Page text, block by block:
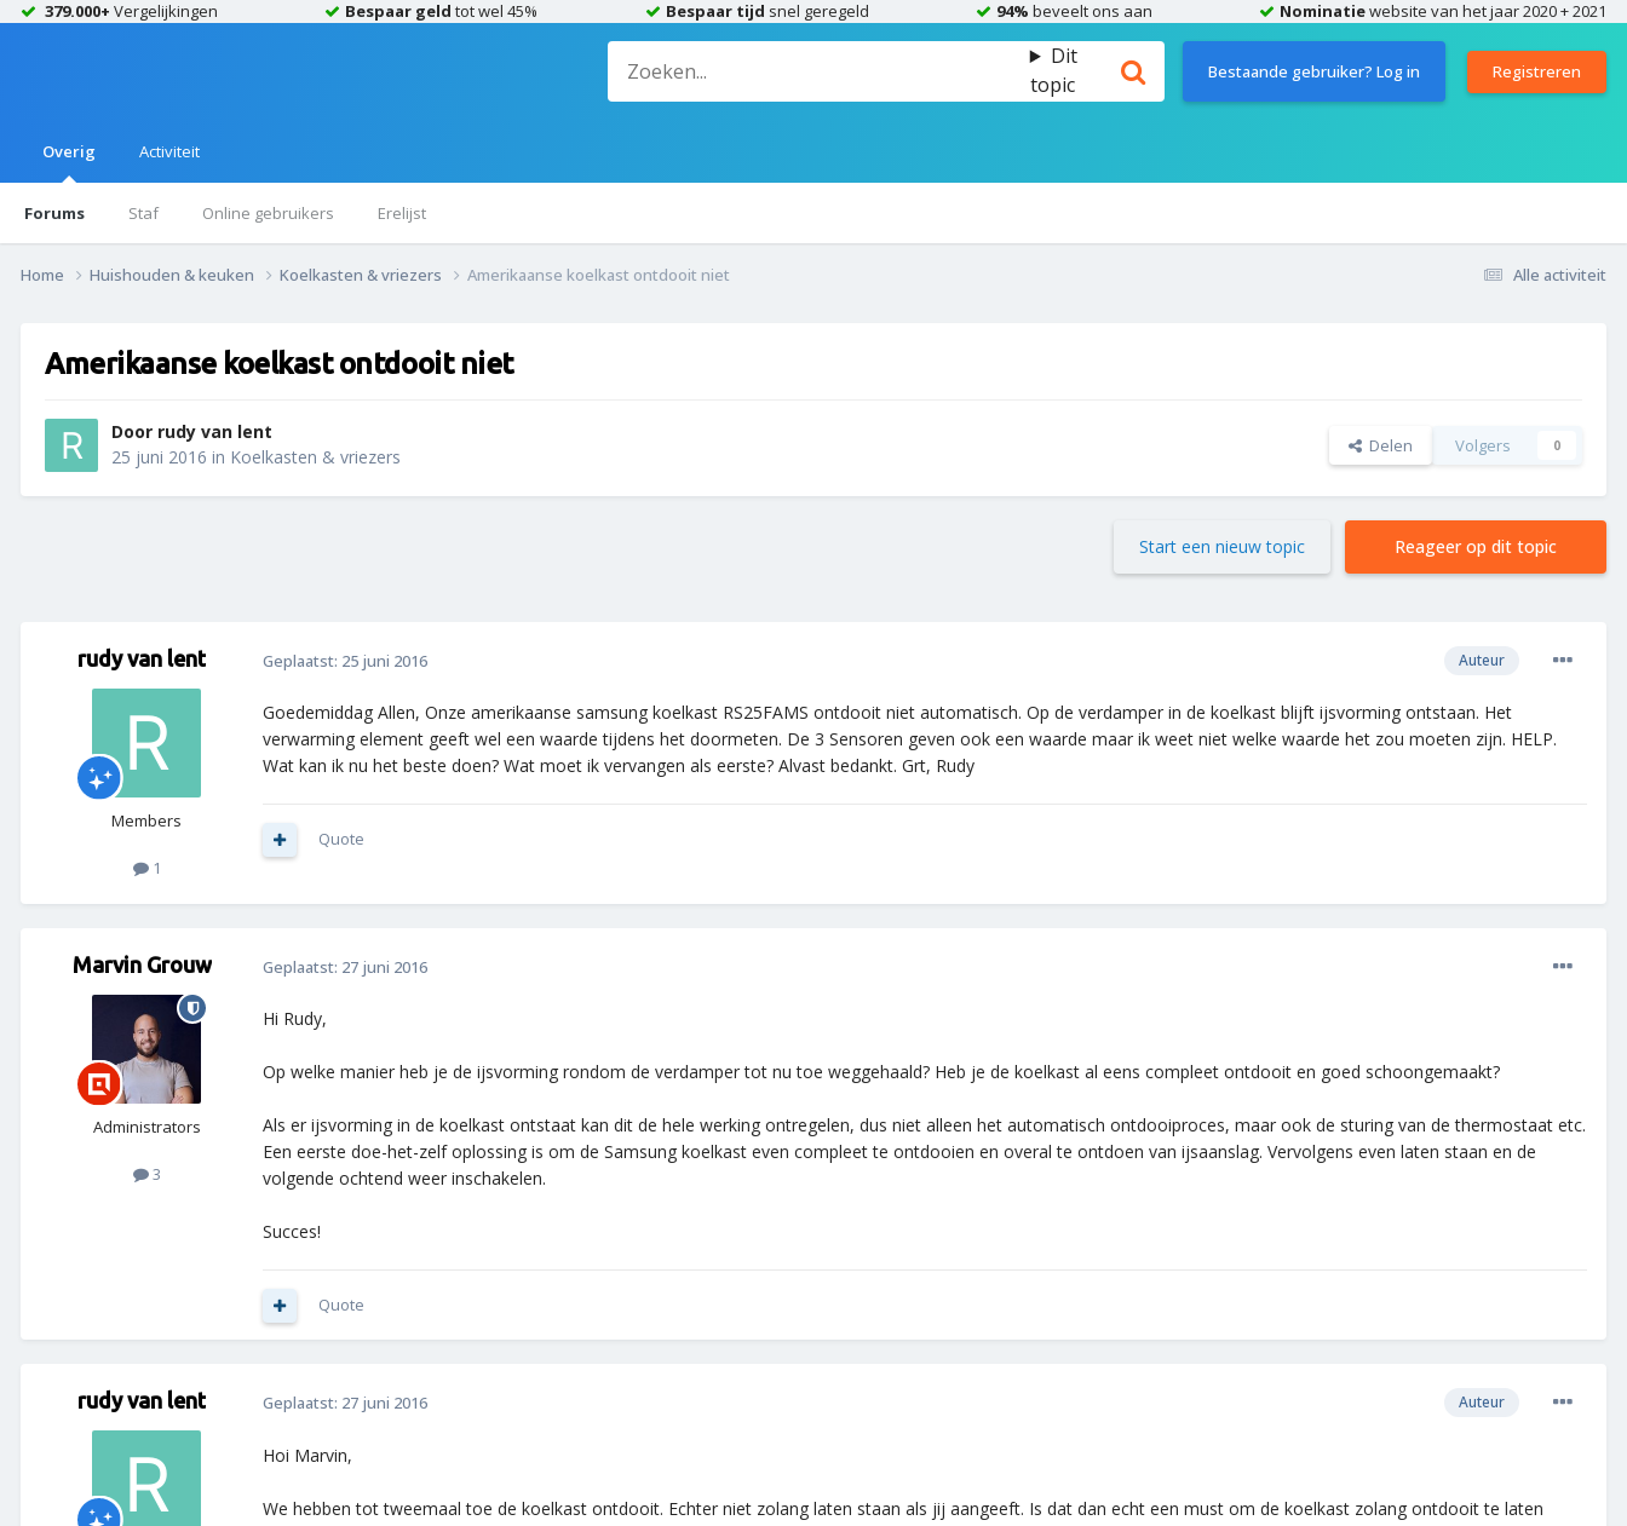
379.000+ Vergelijkingen Bespaar geld tot wel 45% Bespaar tijd snel geregeld 94% beveelt ons aan Nominatiewebsite van het jaar 2020 + 2021
Dit
topic
Bestaande gebruiker? Log in Registreren
Overig
Forums Staf Online gebruikers Erelijst
Activiteit
Alle activiteit
Home Huishouden & keuken Koelkasten & vriezers Amerikaanse koelkast ontdooit niet
Amerikaanse koelkast ontdooit niet
Door rudy van lent
25 juni 2016 in Koelkasten & vriezers Delen Volgers 0
Reageer op dit topic
Start een nieuw topic
rudy van lent
Members
1
Auteur
Geplaatst: 25 juni 2016
Goedemiddag Allen, Onze amerikaanse samsung koelkast RS25FAMS ontdooit niet automatisch. Op de verdamper in de koelkast blijft ijsvorming ontstaan. Het
verwarming element geeft wel een waarde tijdens het doormeten. De 3 Sensoren geven ook een waarde maar ik weet niet welke waarde het zou moeten zijn. HELP.
Wat kan ik nu het beste doen? Wat moet ik vervangen als eerste? Alvast bedankt. Grt, Rudy
Quote
Marvin Grouw
Administrators
3
Geplaatst: 27 juni 2016
Hi Rudy,
Op welke manier heb je de ijsvorming rondom de verdamper tot nu toe weggehaald? Heb je de koelkast al eens compleet ontdooit en goed schoongemaakt?
Als er ijsvorming in de koelkast ontstaat kan dit de hele werking ontregelen, dus niet alleen het automatisch ontdooiproces, maar ook de sturing van de thermostaat etc.
Een eerste doe-het-zelf oplossing is om de Samsung koelkast even compleet te ontdooien en overal te ontdoen van ijsaanslag. Vervolgens even laten staan en de
volgende ochtend weer inschakelen.
Succes!
Quote
rudy van lent Auteur
Geplaatst: 27 juni 2016
Hoi Marvin,
We hebben tot tweemaal toe de koelkast ontdooit. Echter niet zolang laten staan als jij aangeeft. Is dat dan echt een must om de koelkast zolang ontdooit te laten